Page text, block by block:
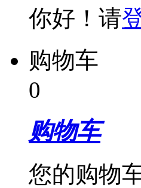
你好！请
购物车
0
购物车
您的购物